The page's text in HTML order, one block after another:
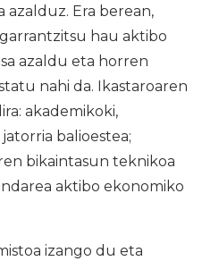
azalduz. Era berean,
hau aktibo
azaldu eta horren
nahi da. Ikastaroaren
akademikoki,
balioestea;
bikaintasun teknikoa
aktibo ekonomiko
izango du eta